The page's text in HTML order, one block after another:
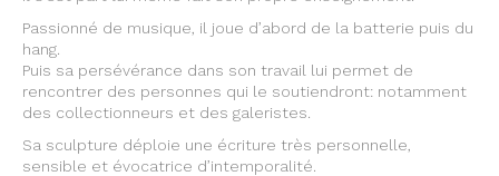
Passionné de musique, il joue d’abord de la batterie puis du
hang.
Puis sa persévérance dans son travail lui permet de
rencontrer des personnes qui le soutiendront: notamment
des collectionneurs et des galeristes.
Sa sculpture déploie une écriture très personnelle,
sensible et évocatrice d’intemporalité.